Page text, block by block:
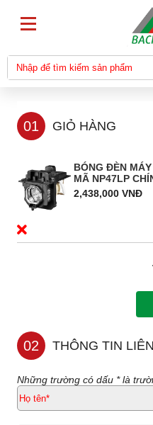
01 GIỎ HÀNG
BÓNG ĐÈN
MÃ NP47LP
2,438,000 VNĐ
02 THÔNG TIN
Những trường có dấu * là